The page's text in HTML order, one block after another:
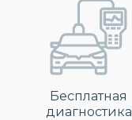
Бесплатная
диагностика